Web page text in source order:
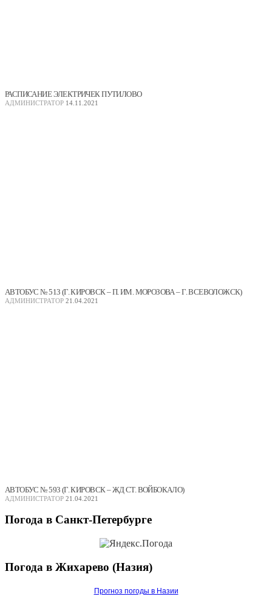
РАСПИСАНИЕ ЭЛЕКТРИЧЕК ПУТИЛОВО
АДМИНИСТРАТОР 14.11.2021
АВТОБУС № 513 (Г. КИРОВСК – П. ИМ. МОРОЗОВА – Г. ВСЕВОЛОЖСК)
АДМИНИСТРАТОР 21.04.2021
АВТОБУС № 593 (Г. КИРОВСК – ЖД СТ. ВОЙБОКАЛО)
АДМИНИСТРАТОР 21.04.2021
Погода в Санкт-Петербурге
Погода в Жихарево (Назия)
Прогноз погоды в Назии